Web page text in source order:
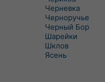
Черневка
Черноручье
Черный Бор
Шарейки
Шклов
Ясень